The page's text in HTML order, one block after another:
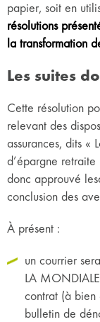
papier, soit en
résolutions
la transformation
Les suites
Cette résolution
relevant des
assurances, dits «
d’épargne retraite
donc approuvé
conclusion des
À présent :
un courrier
LA
contrat (à bien
bulletin de